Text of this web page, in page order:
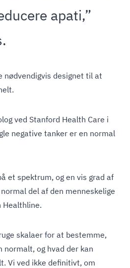
apati,”
nødvendigvis designet til at
ved Stanford Health Care i
negative tanker er en normal
et spektrum, og en vis grad af
del af den menneskelige
Healthline.
skalaer for at bestemme,
normalt, og hvad der kan
Vi ved ikke definitivt, om